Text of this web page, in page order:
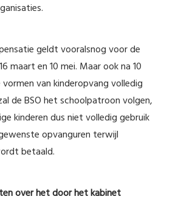
geldt vooralsnog voor de
maart en 10 mei. Maar ook na 10
van kinderopvang volledig
de BSO het schoolpatroon volgen,
kinderen dus niet volledig gebruik
opvanguren terwijl
betaald.
over het door het kabinet